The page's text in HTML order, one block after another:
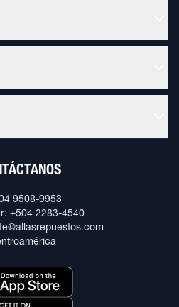
9508-9953
+504 2283-4540